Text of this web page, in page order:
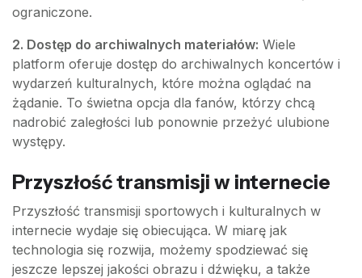
ograniczone.
2. Dostęp do archiwalnych materiałów: Wiele
platform oferuje dostęp do archiwalnych koncertów i
wydarzeń kulturalnych, które można oglądać na
żądanie. To świetna opcja dla fanów, którzy chcą
nadrobić zaległości lub ponownie przeżyć ulubione
występy.
Przyszłość transmisji w internecie
Przyszłość transmisji sportowych i kulturalnych w
internecie wydaje się obiecująca. W miarę jak
technologia się rozwija, możemy spodziewać się
jeszcze lepszej jakości obrazu i dźwięku, a także